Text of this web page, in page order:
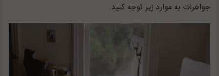
جواهرات به موارد زیر توجه کنید.